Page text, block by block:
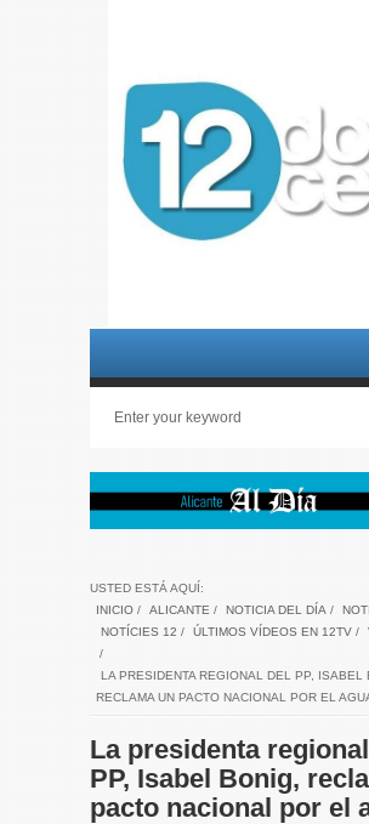
USTED ESTÁ AQUÍ:
INICIO / ALICANTE / NOTICIA DEL DÍA /
NOTÍCIES 12 / ÚLTIMOS VÍDEOS EN 12TV /
/
LA PRESIDENTA REGIONAL DEL PP, ISABEL
RECLAMA UN PACTO NACIONAL POR EL
La presidenta
PP, Isabel Bonig,
pacto nacional por el